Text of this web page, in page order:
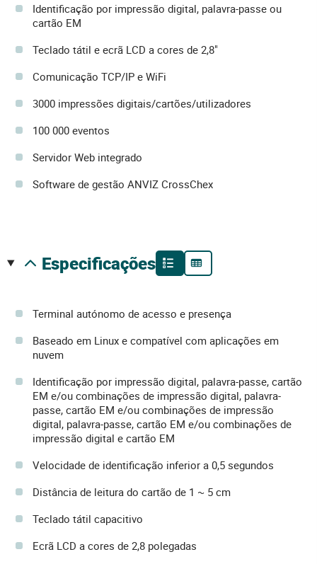
Identificação por impressão digital, palavra-passe ou
cartão EM
Teclado tátil e ecrã LCD a cores de 2,8"
Comunicação TCP/IP e WiFi
3000 impressões digitais/cartões/utilizadores
100 000 eventos
Servidor Web integrado
Software de gestão ANVIZ CrossChex
especificações
Terminal autónomo de acesso e presença
Baseado em Linux e compatível com aplicações em
nuvem
Identificação por impressão digital, palavra-passe, cartão
EM e/ou combinações de impressão digital, palavra-
passe, cartão EM e/ou combinações de impressão
digital, palavra-passe, cartão EM e/ou combinações de
impressão digital e cartão EM
Velocidade de identificação inferior a 0,5 segundos
Distância de leitura do cartão de 1 ~ 5 cm
Teclado tátil capacitivo
Ecrã LCD a cores de 2,8 polegadas